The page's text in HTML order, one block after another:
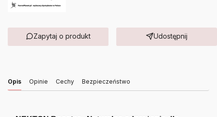
Zapytaj o produkt Udostępnij
Opis Opinie Cechy Bezpieczeństwo